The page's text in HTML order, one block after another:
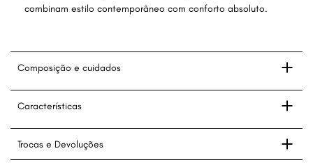
combinam estilo contemporâneo com conforto absoluto.
Composição e cuidados
Características
Trocas e Devoluções